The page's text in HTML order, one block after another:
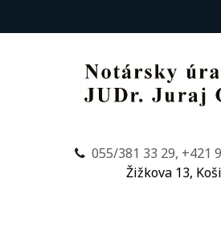
055/381 33 29, +421
Žižkova 13,